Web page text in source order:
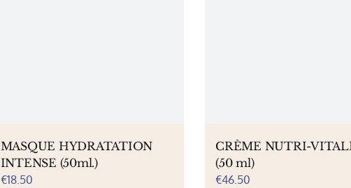
MASQUE HYDRATATION
INTENSE (50ml.)
€18.50
CRÈME NUTRI-
(50 ml)
€46.50